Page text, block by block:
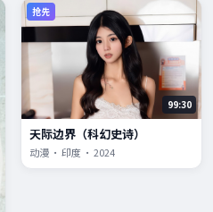
抢先
99:30
天际边界（科幻史诗）
动漫 · 印度 · 2024